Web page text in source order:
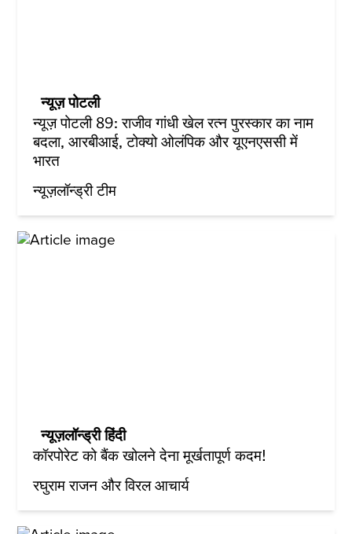
न्यूज़ पोटली
न्यूज़ पोटली 89: राजीव गांधी खेल रत्न पुरस्कार का नाम
बदला, आरबीआई, टोक्यो ओलंपिक और यूएनएससी में
भारत
न्यूज़लॉन्ड्री टीम
न्यूज़लॉन्ड्री हिंदी
कॉरपोरेट को बैंक खोलने देना मूर्खतापूर्ण कदम!
रघुराम राजन और विरल आचार्य